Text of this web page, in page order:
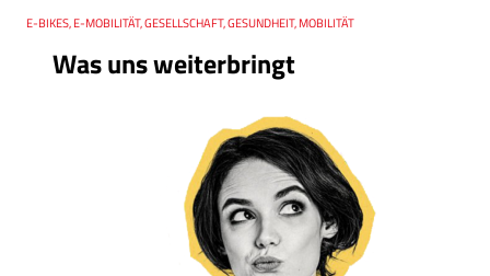
Was uns weiterbringt
Thema
E-BIKES, E-MOBILITÄT, GESELLSCHAFT, GESUNDHEIT, MOBILITÄT